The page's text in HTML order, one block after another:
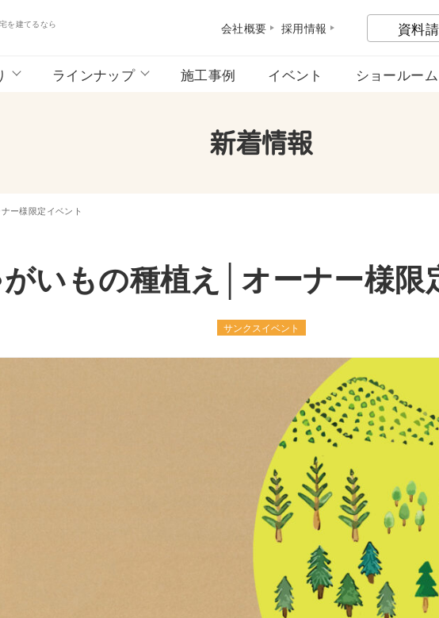
を建てるなら
会社概要 採用情報 資料
ラインナップ 施工事例 イベント ショールーム
新着情報
ー様限定イベント
いもの種植え│オーナー様限
サンクスイベント